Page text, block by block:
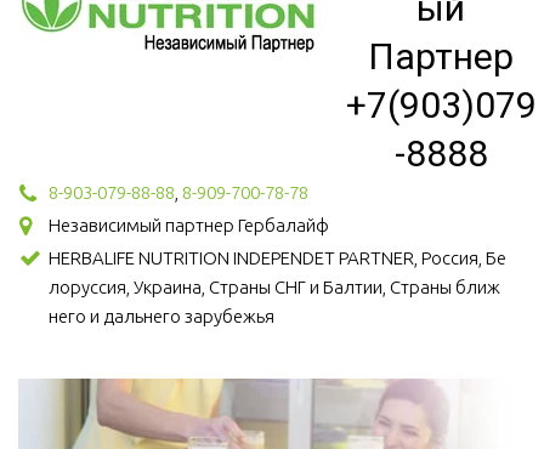
Партнер
+7(903)079
-8888
8-903-079-88-88 8-909-700-78-78
Независимый партнер Гербалайф
HERBALIFE NUTRITION INDEPENDET PARTNER, Россия, Бе
лоруссия, Украина, Страны СНГ и Балтии, Страны ближ
него и дальнего зарубежья